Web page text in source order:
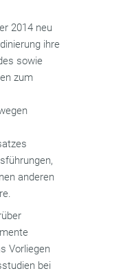
2014 neu
ihre
sowie
zum
anderen
Vorliegen
bei